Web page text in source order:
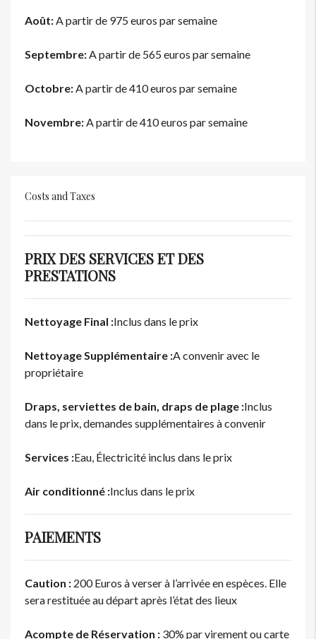
Août:A partir de 975 euros par semaine
Septembre:A partir de 565 euros par semaine
Octobre:A partir de 410 euros par semaine
Novembre:A partir de 410 euros par semaine
Costs and Taxes
PRIX DES SERVICES ET DES
PRESTATIONS
Nettoyage Final :Inclus dans le prix
Nettoyage Supplémentaire :A convenir avec le
propriétaire
Draps, serviettes de bain, draps de plage :Inclus
dans le prix, demandes supplémentaires à convenir
Services :Eau, Électricité inclus dans le prix
Air conditionné :Inclus dans le prix
PAIEMENTS
Caution : 200 Euros à verser à l’arrivée en espèces. Elle
sera restituée au départ après l’état des lieux
Acompte de Réservation : 30% par virement ou carte